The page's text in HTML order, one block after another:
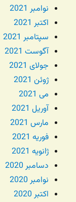
نوامبر 2021
اکتبر 2021
سپتامبر 2021
آگوست 2021
جولای 2021
ژوئن 2021
می 2021
آوریل 2021
مارس 2021
فوریه 2021
ژانویه 2021
دسامبر 2020
نوامبر 2020
اکتبر 2020